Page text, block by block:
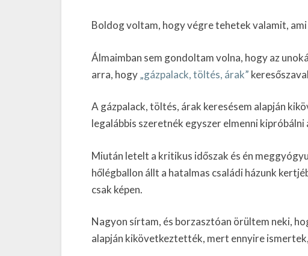
Boldog voltam, hogy végre tehetek valamit,
Álmaimban sem gondoltam volna, hogy az
arra, hogy„gázpalack, töltés, árak”
A gázpalack, töltés, árak keresésem alapján
legalábbis szeretnék egyszer elmenni kipróbálni
Miután letelt a kritikus időszak és én
hőlégballon állt a hatalmas családi házunk
csak képen.
Nagyon sírtam, és borzasztóan örültem neki,
alapján kikövetkeztették, mert ennyire